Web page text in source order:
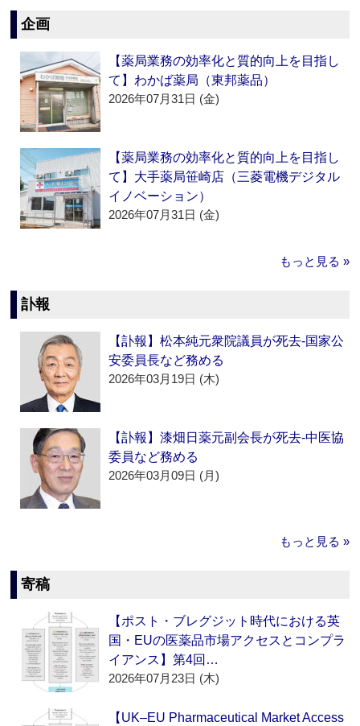
企画
【薬局業務の効率化と質的向上を目指し
て】わかば薬局（東邦薬品）
2026年07月31日 (金)
【薬局業務の効率化と質的向上を目指し
て】大手薬局笹崎店（三菱電機デジタル
イノベーション）
2026年07月31日 (金)
もっと見る »
訃報
【訃報】松本純元衆院議員が死去‐国家公
安委員長など務める
2026年03月19日 (木)
【訃報】漆畑日薬元副会長が死去‐中医協
委員など務める
2026年03月09日 (月)
もっと見る »
寄稿
【ポスト・ブレグジット時代における英
国・EUの医薬品市場アクセスとコンプラ
イアンス】第4回…
2026年07月23日 (木)
【UK–EU Pharmaceutical Market Access